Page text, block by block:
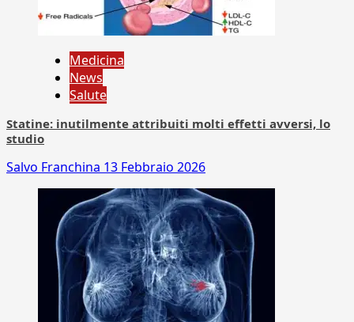
Medicina
News
Salute
Statine: inutilmente attribuiti molti effetti avversi, lo
studio
Salvo Franchina 13 Febbraio 2026